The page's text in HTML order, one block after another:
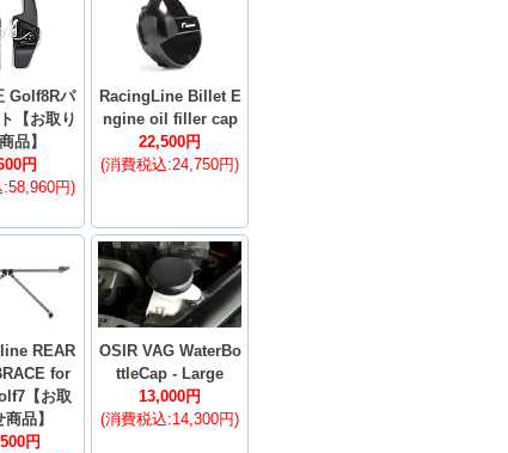
Golf8Rパ
【お取り
品】
円
円)
RacingLine Billet E
ngine oil filler cap
22,500円
(消費税込:24,750円)
REAR
for
【お取
品】
円
OSIR VAG WaterBo
ttleCap - Large
13,000円
(消費税込:14,300円)